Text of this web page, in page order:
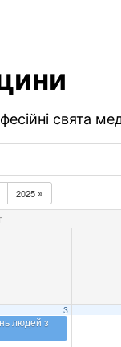
свята
2025
3
людей з